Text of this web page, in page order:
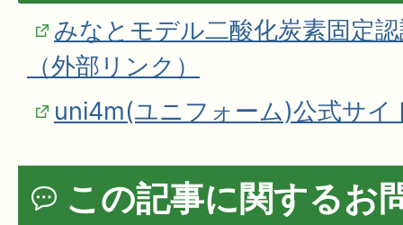
みなとモデル二酸化炭素固定
（外部リンク）
uni4m(ユニフォーム)公式サイ
この記事に関するお